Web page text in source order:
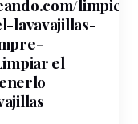
lavavajillas-
el